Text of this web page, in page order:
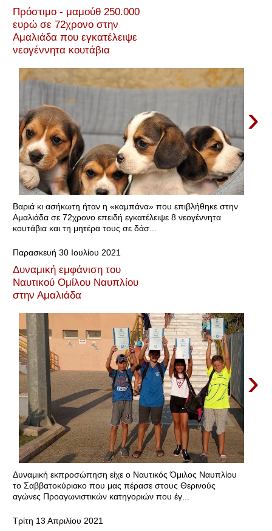
Πρόστιμο - μαμούθ 250.000
ευρώ σε 72χρονο στην
Αμαλιάδα που εγκατέλειψε
νεογέννητα κουτάβια
›
Βαριά κι ασήκωτη ήταν η «καμπάνα» που επιβλήθηκε στην
Αμαλιάδα σε 72χρονο επειδή εγκατέλειψε 8 νεογέννητα
κουτάβια και τη μητέρα τους σε δάσ...
Παρασκευή 30 Ιουλίου 2021
Δυναμική εμφάνιση του
Ναυτικού Ομίλου Ναυπλίου
στην Αμαλιάδα
›
Δυναμική εκπροσώπηση είχε ο Ναυτικός Όμιλος Ναυπλίου
το Σαββατοκύριακο που μας πέρασε στους Θερινούς
αγώνες Προαγωνιστικών κατηγοριών που έγ...
Τρίτη 13 Απριλίου 2021